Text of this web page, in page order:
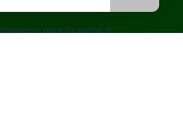
pour la santé, à